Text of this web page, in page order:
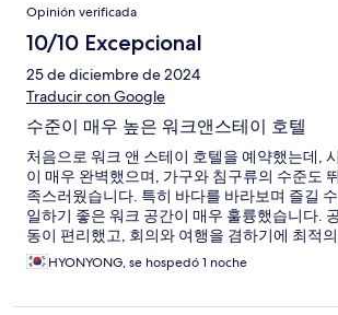
Opinión verificada
10/10 Excepcional
25 de diciembre de 2024
Traducir con Google
수준이 매우 높은 워크앤스테이 호텔
처음으로 워크 앤 스테이 호텔을 예약했는데,
이 매우 완벽했으며, 가구와 침구류의 수준도
족스러웠습니다. 특히 바다를 바라보며 즐길
일하기 좋은 워크 공간이 매우 훌륭했습니다.
동이 편리했고, 회의와 여행을 겸하기에 최적
합니다. 강력히 추천합니다!
HYONYONG, se hospedó 1 noche